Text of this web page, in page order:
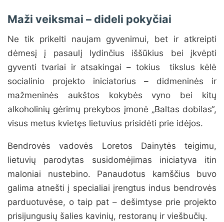
Maži veiksmai – dideli pokyčiai
Ne tik prikelti naujam gyvenimui, bet ir atkreipti
dėmesį į pasaulį lydinčius iššūkius bei įkvėpti
gyventi tvariai ir atsakingai – tokius tikslus kėlė
socialinio projekto iniciatorius – didmeninės ir
mažmeninės aukštos kokybės vyno bei kitų
alkoholinių gėrimų prekybos įmonė „Baltas dobilas“,
visus metus kvietęs lietuvius prisidėti prie idėjos.
Bendrovės vadovės Loretos Dainytės teigimu,
lietuvių parodytas susidomėjimas iniciatyva itin
maloniai nustebino. Panaudotus kamščius buvo
galima atnešti į specialiai įrengtus indus bendrovės
parduotuvėse, o taip pat – dešimtyse prie projekto
prisijungusių šalies kavinių, restoranų ir viešbučių.